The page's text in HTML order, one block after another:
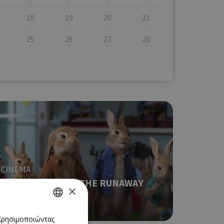
18 19 20 21
25 26 27 28
CINEMA
PETER RABBIT 2: THE RUNAWAY
(NΕΑ ΤΑΙΝΙΑ)
GREEK
×